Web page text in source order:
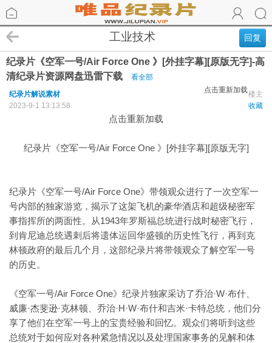
回复
工业技术
纪录片《空军一号/Air Force One 》[外挂字幕][原版无字]-高
清纪录片资源网盘迅雷下载
看全部
点击重新加载楼主
纪录片解说素材
收藏
2023-9-1 13:13:58
点击重新加载
纪录片《空军一号/Air Force One 》[外挂字幕][原版无字]
纪录片《空军一号/Air Force One》带领观众进行了一次空军一
号内部的独家游览，揭示了这架飞机的豪华酒店和超级秘密军
事指挥所的两面性。从1943年罗斯福总统进行战时秘密飞行，
到肯尼迪总统遇刺后将遗体运回华盛顿的历史性飞行，再到克
林顿政府的最后几个月，这部纪录片将带领观众了解空军一号
的历史。
《空军一号/Air Force One》纪录片独家采访了乔治·W·布什、
威廉·杰斐逊·克林顿、乔治·H·W·布什和吉米·卡特总统，他们分
享了他们在空军一号上的宝贵经验和回忆。观众们将听到这些
总统对于如何应对各种紧急情况以及处理国家事务的见解和体